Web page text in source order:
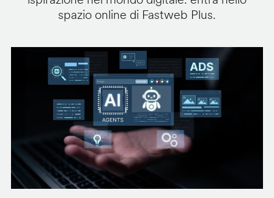
spazio online di Fastweb Plus.